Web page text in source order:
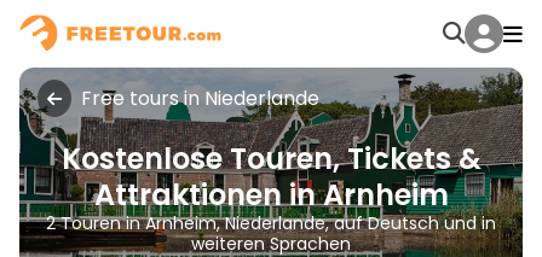
Free tours in Niederlande
Kostenlose Touren, Tickets &
Attraktionen in Arnheim
2 Touren in Arnheim, Niederlande, auf Deutsch und in
weiteren Sprachen